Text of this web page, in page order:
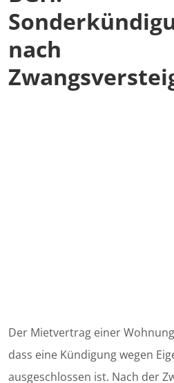
nach
Der Mietvertrag einer
dass eine Kündigung wegen
ausgeschlossen ist. Nach der